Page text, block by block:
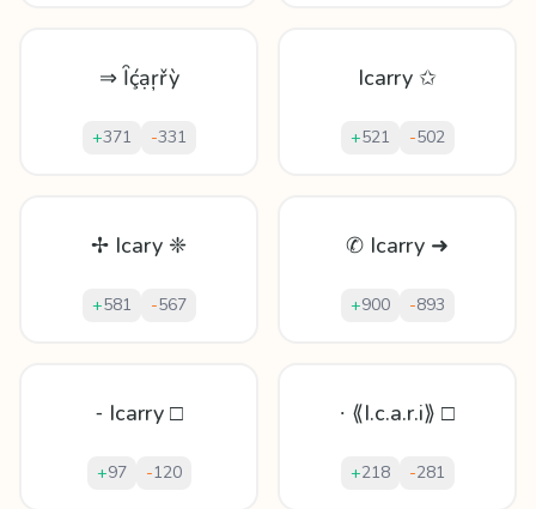
⇒ Ȋḉạŗřỳ
+371 -331
Icarry ✩
+521 -502
✢ Icary ❈
+581 -567
✆ Icarry ➜
+900 -893
⁃ Icarry □
+97 -120
∙ ⟪I.c.a.r.i⟫ □
+218 -281